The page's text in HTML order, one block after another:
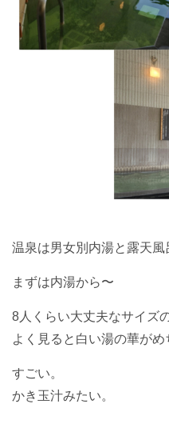
温泉は男女別内湯と露天風
まずは内湯から〜
8人くらい大丈夫なサイズ
よく見ると白い湯の華がめ
すごい。
かき玉汁みたい。